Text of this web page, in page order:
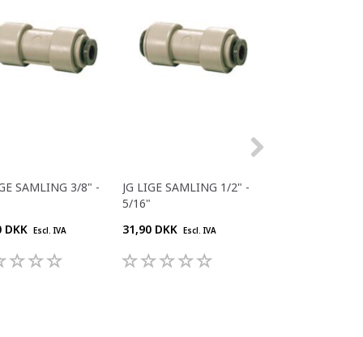
SAMLING 3/8" -
DKK
Escl. IVA
JG LIGE SAMLING 1/2" -
5/16"
31,90 DKK
Escl. IVA